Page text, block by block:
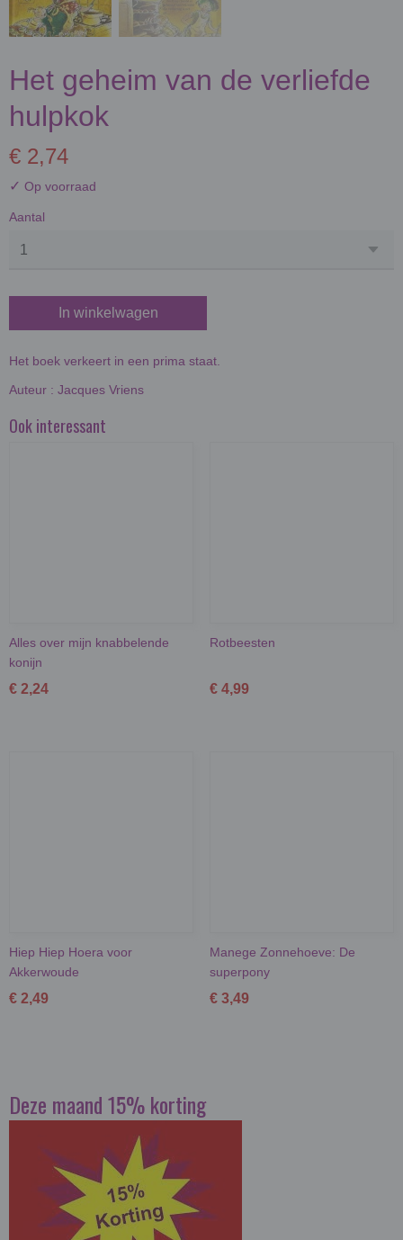
Het geheim van de verliefde
hulpkok
€ 2,74
✓ Op voorraad
Aantal
In winkelwagen
Het boek verkeert in een prima staat.
Auteur : Jacques Vriens
Ook interessant
Alles over mijn knabbelende
konijn
€ 2,24
Rotbeesten
€ 4,99
Hiep Hiep Hoera voor
Akkerwoude
€ 2,49
Manege Zonnehoeve: De
superpony
€ 3,49
Deze maand 15% korting